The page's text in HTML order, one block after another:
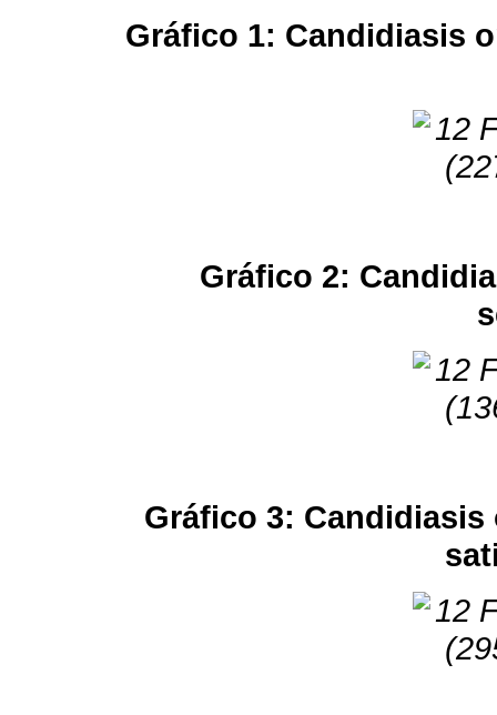
Gráfico 1: Candidiasis
Gráfico 2:
Gráfico 3: